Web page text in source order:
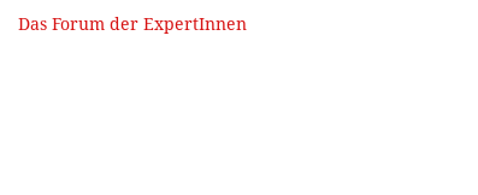
Das Forum der ExpertInnen